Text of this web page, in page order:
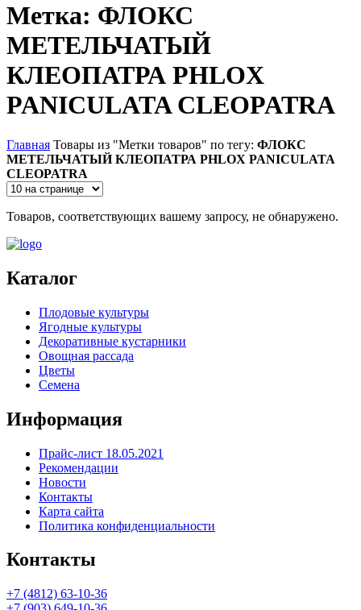
Метка: ФЛОКС
МЕТЕЛЬЧАТЫЙ
КЛЕОПАТРА PHLOX
PANICULATA CLEOPATRA
Главная Товары из "Метки товаров" по тегу: ФЛОКС
МЕТЕЛЬЧАТЫЙ КЛЕОПАТРА PHLOX PANICULATA
CLEOPATRA
Товаров, соответствующих вашему запросу, не обнаружено.
Каталог
Плодовые культуры
Ягодные культуры
Декоративные кустарники
Овощная рассада
Цветы
Семена
Информация
Прайс-лист 18.05.2021
Рекомендации
Новости
Контакты
Карта сайта
Политика конфиденциальности
Контакты
+7 (4812) 63-10-36